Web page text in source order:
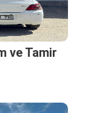
ve Tamir